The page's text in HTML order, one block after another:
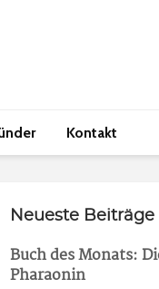
Kontakt
Neueste Beiträge
Buch des Monats:
Pharaonin